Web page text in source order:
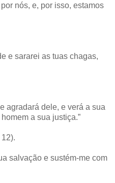
nós, e, por isso, estamos
e sararei as tuas chagas,
agradará dele, e verá a sua
a sua justiça.”
salvação e sustém-me com